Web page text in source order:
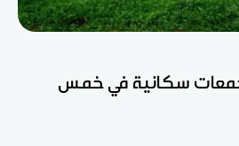
سكانية في خمس